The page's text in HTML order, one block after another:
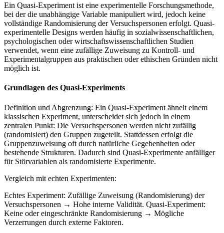
Ein Quasi-Experiment ist eine experimentelle Forschungsmethode,
bei der die unabhängige Variable manipuliert wird, jedoch keine
vollständige Randomisierung der Versuchspersonen erfolgt. Quasi-
experimentelle Designs werden häufig in sozialwissenschaftlichen,
psychologischen oder wirtschaftswissenschaftlichen Studien
verwendet, wenn eine zufällige Zuweisung zu Kontroll- und
Experimentalgruppen aus praktischen oder ethischen Gründen nicht
möglich ist.
Grundlagen des Quasi-Experiments
Definition und Abgrenzung: Ein Quasi-Experiment ähnelt einem
klassischen Experiment, unterscheidet sich jedoch in einem
zentralen Punkt: Die Versuchspersonen werden nicht zufällig
(randomisiert) den Gruppen zugeteilt. Stattdessen erfolgt die
Gruppenzuweisung oft durch natürliche Gegebenheiten oder
bestehende Strukturen. Dadurch sind Quasi-Experimente anfälliger
für Störvariablen als randomisierte Experimente.
Vergleich mit echten Experimenten:
Echtes Experiment: Zufällige Zuweisung (Randomisierung) der
Versuchspersonen → Hohe interne Validität. Quasi-Experiment:
Keine oder eingeschränkte Randomisierung → Mögliche
Verzerrungen durch externe Faktoren.